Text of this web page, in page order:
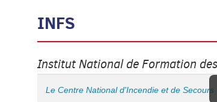
INFS
Institut National de Formation
Le Centre National d'Incendie et de Secours